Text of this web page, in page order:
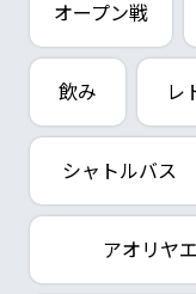
オープン戦
飲み レ
シャトルバス
アオリヤエ